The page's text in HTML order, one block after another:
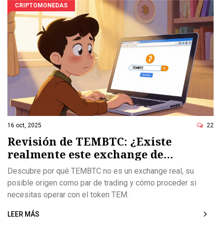
CRIPTOMONEDAS
16 oct, 2025 22
Revisión de TEMBTC: ¿Existe
realmente este exchange de
criptomonedas?
Descubre por qué TEMBTC no es un exchange real, su
posible origen como par de trading y cómo proceder si
necesitas operar con el token TEM.
LEER MÁS